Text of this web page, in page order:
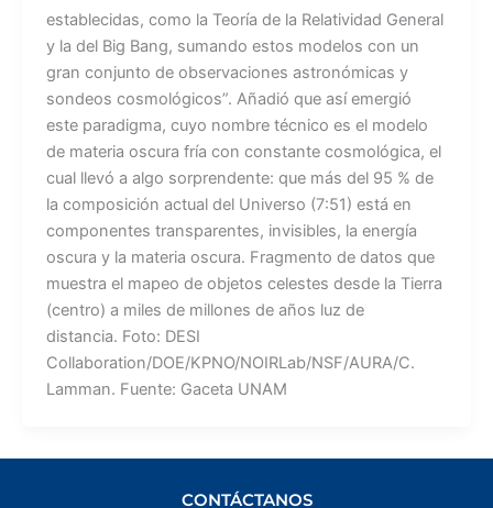
establecidas, como la Teoría de la Relatividad General
y la del Big Bang, sumando estos modelos con un
gran conjunto de observaciones astronómicas y
sondeos cosmológicos”. Añadió que así emergió
este paradigma, cuyo nombre técnico es el modelo
de materia oscura fría con constante cosmológica, el
cual llevó a algo sorprendente: que más del 95 % de
la composición actual del Universo (7:51) está en
componentes transparentes, invisibles, la energía
oscura y la materia oscura. Fragmento de datos que
muestra el mapeo de objetos celestes desde la Tierra
(centro) a miles de millones de años luz de
distancia. Foto: DESI
Collaboration/DOE/KPNO/NOIRLab/NSF/AURA/C.
Lamman. Fuente: Gaceta UNAM
CONTÁCTANOS